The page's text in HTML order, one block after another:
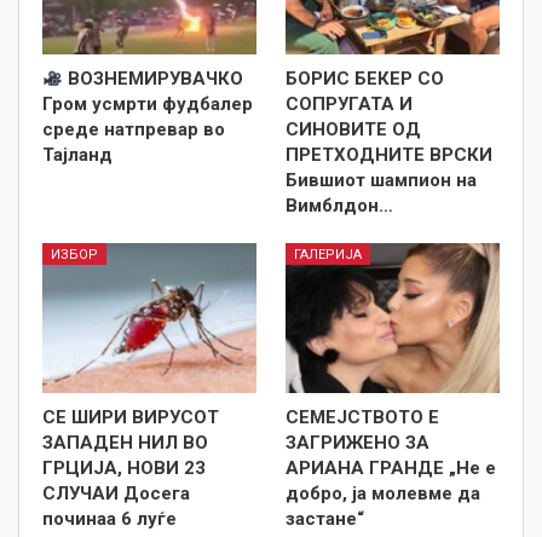
ВОЗНЕМИРУВАЧКО
Гром усмрти фудбалер
среде натпревар во
Тајланд
БОРИС БЕКЕР СО
СОПРУГАТА И
СИНОВИТЕ ОД
ПРЕТХОДНИТЕ ВРСКИ
Бившиот шампион на
Вимблдон…
ИЗБОР
СЕ ШИРИ ВИРУСОТ
ЗАПАДЕН НИЛ ВО
ГРЦИЈА, НОВИ 23
СЛУЧАИ Досега
починаа 6 луѓе
ГАЛЕРИЈА
СЕМЕЈСТВОТО Е
ЗАГРИЖЕНО ЗА
АРИАНА ГРАНДЕ „Не е
добро, ја молевме да
застане“